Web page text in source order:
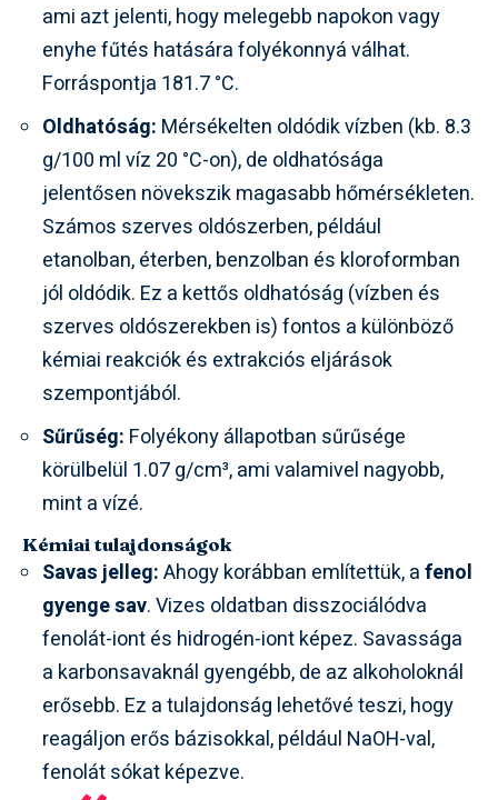
ami azt jelenti, hogy melegebb napokon vagy
enyhe fűtés hatására folyékonnyá válhat.
Forráspontja 181.7 °C.
Oldhatóság: Mérsékelten oldódik vízben (kb. 8.3
g/100 ml víz 20 °C-on), de oldhatósága
jelentősen növekszik magasabb hőmérsékleten.
Számos szerves oldószerben, például
etanolban, éterben, benzolban és kloroformban
jól oldódik. Ez a kettős oldhatóság (vízben és
szerves oldószerekben is) fontos a különböző
kémiai reakciók és extrakciós eljárások
szempontjából.
Sűrűség: Folyékony állapotban sűrűsége
körülbelül 1.07 g/cm³, ami valamivel nagyobb,
mint a vízé.
Kémiai tulajdonságok
Savas jelleg:Ahogy korábban említettük, afenol
gyenge sav. Vizes oldatban disszociálódva
fenolát-iont és hidrogén-iont képez. Savassága
a karbonsavaknál gyengébb, de az alkoholoknál
erősebb. Ez a tulajdonság lehetővé teszi, hogy
reagáljon erős bázisokkal, például NaOH-val,
fenolát sókat képezve.